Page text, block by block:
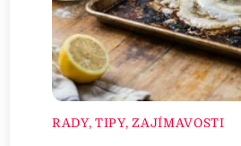
RADY, TIPY, ZAJÍMAVOSTI